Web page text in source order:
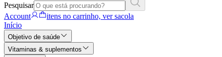
Pesquisar
Account
itens no carrinho, ver sacola
Início
Objetivo de saúde
Vitaminas & suplementos